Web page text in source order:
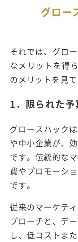
グロー
それでは、グロ
なメリットを得
のメリットを見て
1．限られた
グロースハック
や中小企業が、
です。伝統的な
費やプロモーシ
です。
従来のマーケテ
プローチと、デ
し、低コストま